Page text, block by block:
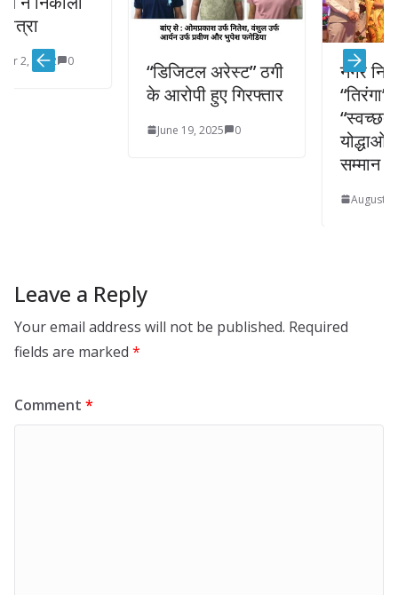
“डिजिटल अरेस्ट” ठगी
के आरोपी हुए गिरफ्तार
0
नगर निगम ग्रेटर ने
“तिरंगा” रैली में दिया
“स्वच्छता” का संदेश,
योद्धाओं का हुआ
August 13, 2025 0
Leave a Reply
Your email address will not be published. Required
fields are marked *
Comment *